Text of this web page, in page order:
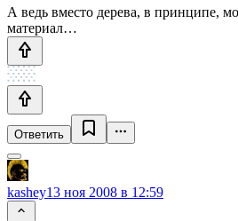
А ведь вместо дерева, в принципе,
материал…
Ответить
kashey13 ноя 2008 в 12:59